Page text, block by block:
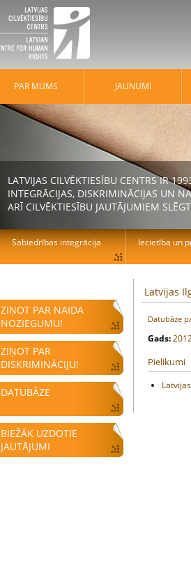
ZIŅOT PAR NAIDA
NOZIEGUMU!
ZIŅOT PAR
DISKRIMINĀCIJU!
DATUBĀZE
BIEŽĀK UZDOTIE
JAUTĀJUMI
Latvijas
Datubāze
Gads:
Pielikumi
PAR MUMS JAUNUMI
LATVIJAS CILVĒKTIESĪBU CENTRS IR
INTEGRĀCIJAS, DISKRIMINĀCIJAS UN
ARĪ CILVĒKTIESĪBU JAUTĀJUMIEM
Sabiedrības integrācija Iecietība un